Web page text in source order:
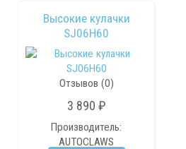
Высокие кулачки
SJ06H60
Отзывов (0)
3 890 ₽
Производитель:
AUTOCLAWS